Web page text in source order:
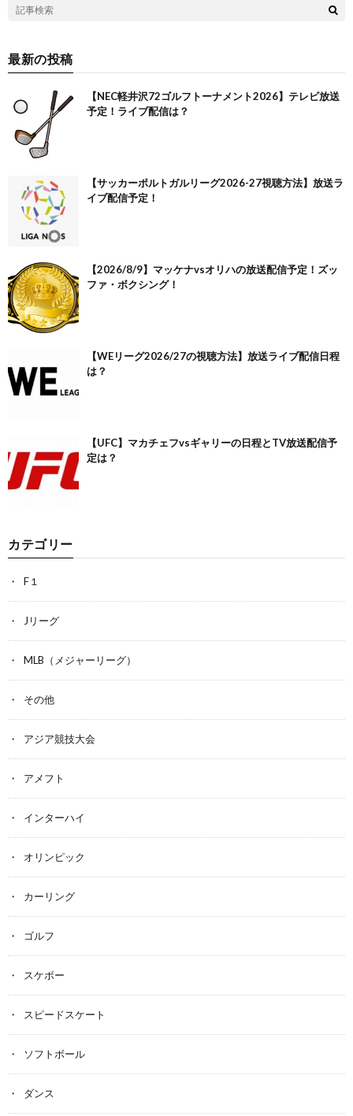
最新の投稿
【NEC軽井沢72ゴルフトーナメント2026】テレビ放送
予定！ライブ配信は？
【サッカーポルトガルリーグ2026-27視聴方法】放送ラ
イブ配信予定！
【2026/8/9】マッケナvsオリハの放送配信予定！ズッ
ファ・ボクシング！
【WEリーグ2026/27の視聴方法】放送ライブ配信日程
は？
【UFC】マカチェフvsギャリーの日程とTV放送配信予
定は？
カテゴリー
F１
Jリーグ
MLB（メジャーリーグ）
その他
アジア競技大会
アメフト
インターハイ
オリンピック
カーリング
ゴルフ
スケボー
スピードスケート
ソフトボール
ダンス